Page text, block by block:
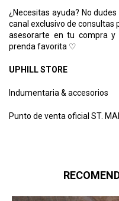
¿Necesitas ayuda? No
canal exclusivo de consultas
asesorarte en tu compra y
prenda favorita ♡
UPHILL STORE
Indumentaria & accesorios
Punto de venta oficial ST.